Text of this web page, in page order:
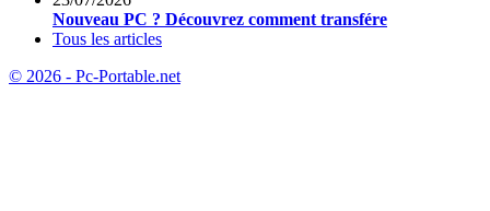
Nouveau PC ? Découvrez comment transfére
Tous les articles
© 2026 - Pc-Portable.net